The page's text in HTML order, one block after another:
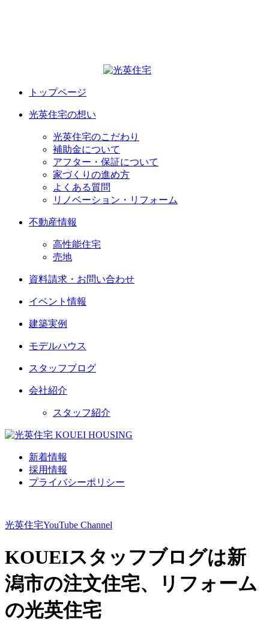
トップページ
光英住宅の想い
光英住宅のこだわり
補助金について
アフター・保証について
家づくりの進め方
よくある質問
リノベーション・リフォーム
不動産情報
高性能住宅
売地
資料請求・お問い合わせ
イベント情報
建築実例
モデルハウス
スタッフブログ
会社紹介
スタッフ紹介
新着情報
採用情報
プライバシーポリシー
光英住宅YouTube Channel
KOUEIスタッフブログは新
潟市の注文住宅、リフォーム
の光英住宅